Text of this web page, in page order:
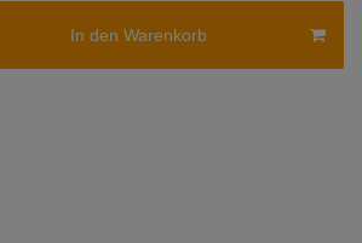
In den Warenkorb